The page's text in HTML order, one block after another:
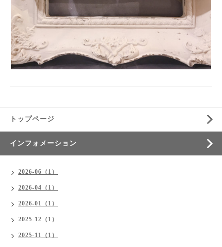
トップページ
インフォメーション
2026-06（1）
2026-04（1）
2026-01（1）
2025-12（1）
2025-11（1）